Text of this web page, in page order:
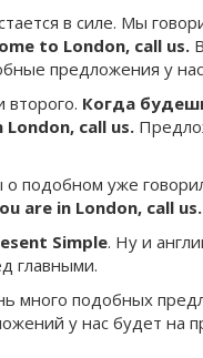
в силе. Мы
to London, call us.
предложения у
второго. Когда
call us.
подобном уже
are in London, call us.
Simple. Ну и
главными.
много подобных
у нас будет на